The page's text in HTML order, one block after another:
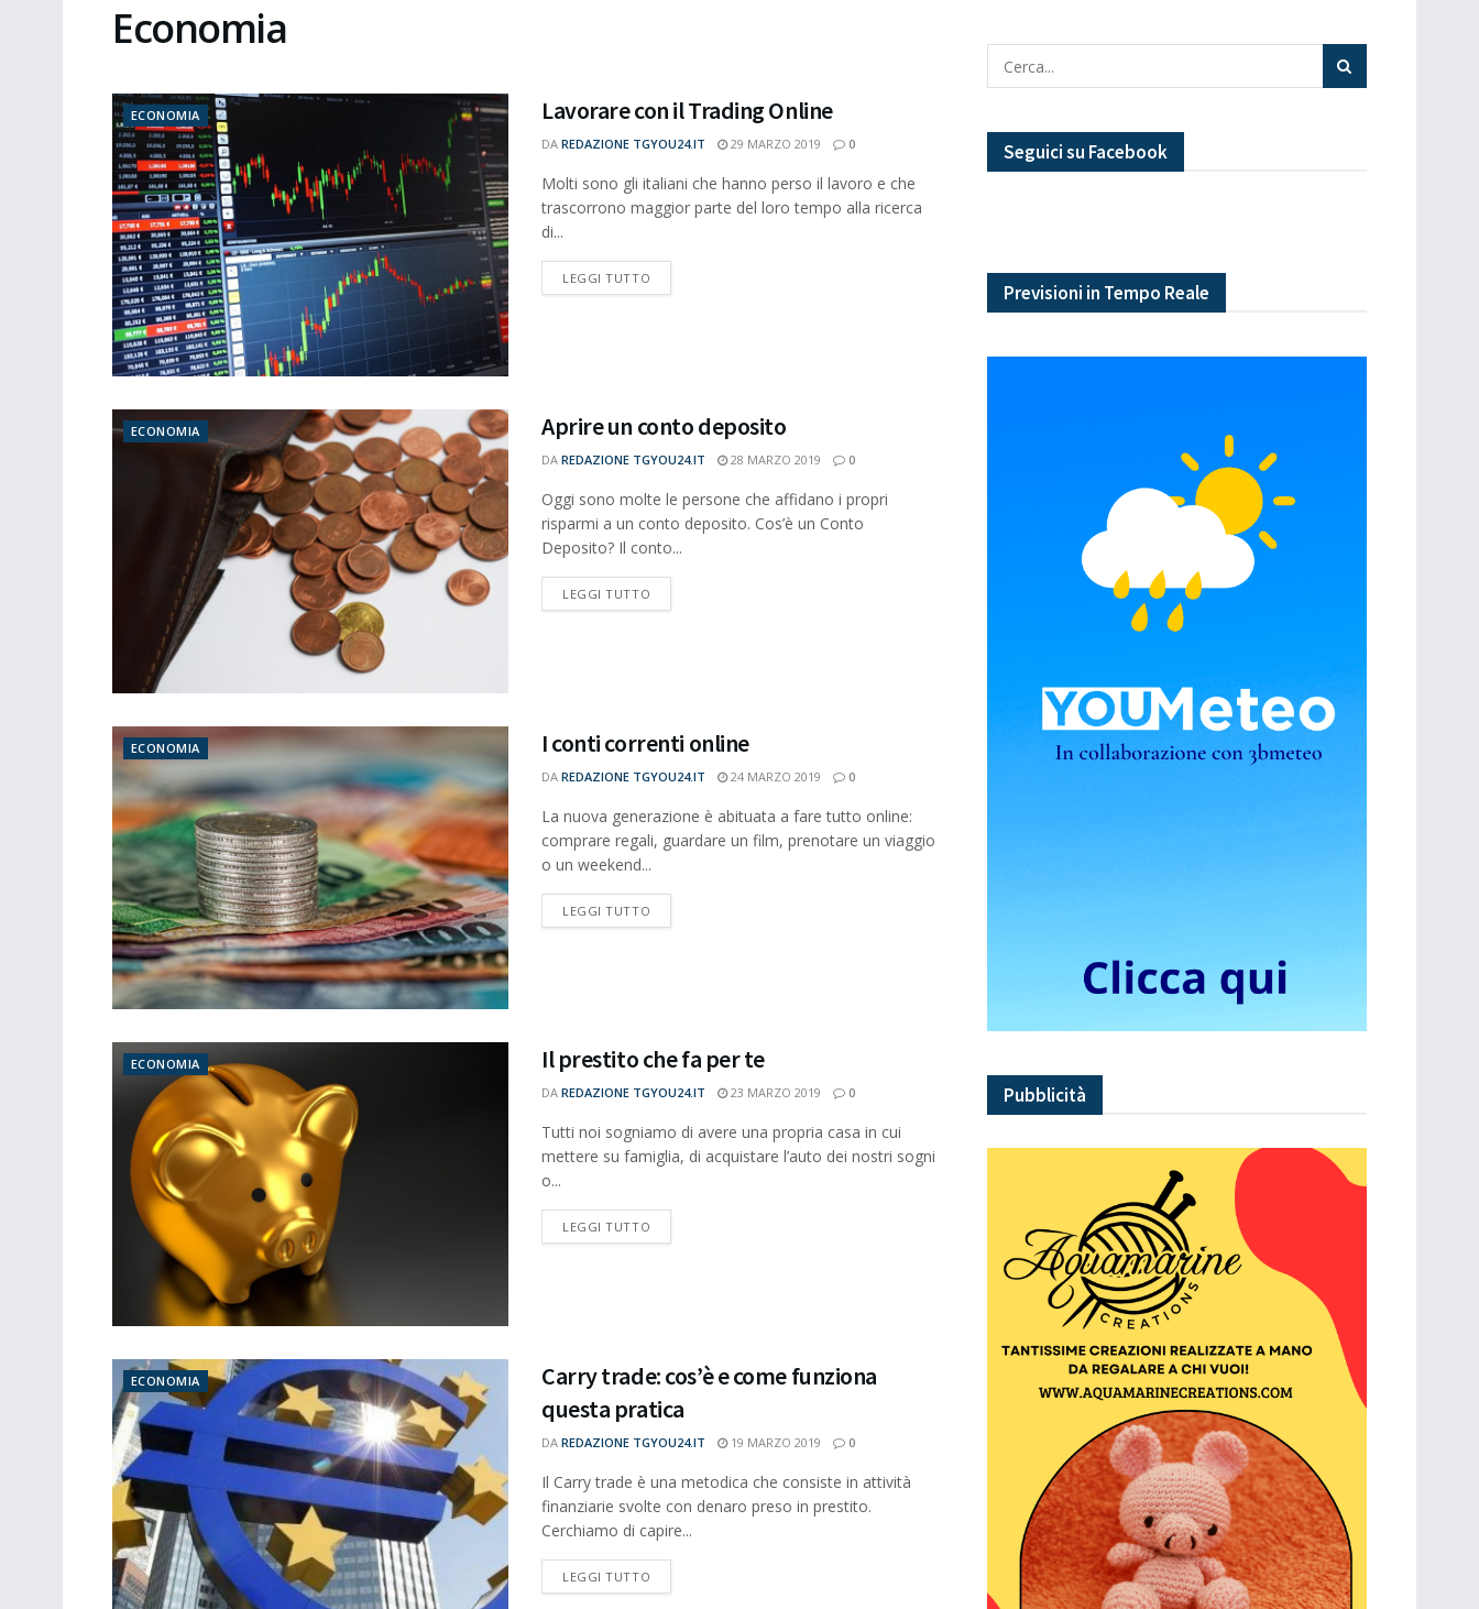
Economia
ECONOMIA Lavorare con il Trading Online
DA REDAZIONE TGYOU24.IT 29 MARZO 2019 0
Molti sono gli italiani che hanno perso il lavoro e che
trascorrono maggior parte del loro tempo alla ricerca
di...
LEGGI TUTTO
ECONOMIA Aprire un conto deposito
DA REDAZIONE TGYOU24.IT 28 MARZO 2019 0
Oggi sono molte le persone che affidano i propri
risparmi a un conto deposito. Cos’è un Conto
Deposito? Il conto...
LEGGI TUTTO
ECONOMIA I conti correnti online
DA REDAZIONE TGYOU24.IT 24 MARZO 2019 0
La nuova generazione è abituata a fare tutto online:
comprare regali, guardare un film, prenotare un viaggio
o un weekend...
LEGGI TUTTO
ECONOMIA Il prestito che fa per te
DA REDAZIONE TGYOU24.IT 23 MARZO 2019 0
Tutti noi sogniamo di avere una propria casa in cui
mettere su famiglia, di acquistare l’auto dei nostri sogni
o...
LEGGI TUTTO
ECONOMIA
Carry trade: cos’è e come funziona
questa pratica
DA REDAZIONE TGYOU24.IT 19 MARZO 2019 0
Il Carry trade è una metodica che consiste in attività
finanziarie svolte con denaro preso in prestito.
Cerchiamo di capire...
LEGGI TUTTO
Seguici su Facebook
Previsioni in Tempo Reale
Pubblicità